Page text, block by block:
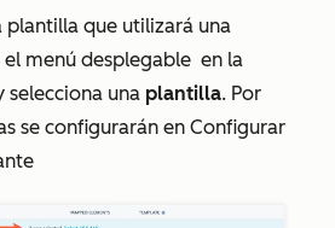
plantilla que utilizará una
el menú desplegable en la
selecciona una plantilla. Por
se configurarán en Configurar